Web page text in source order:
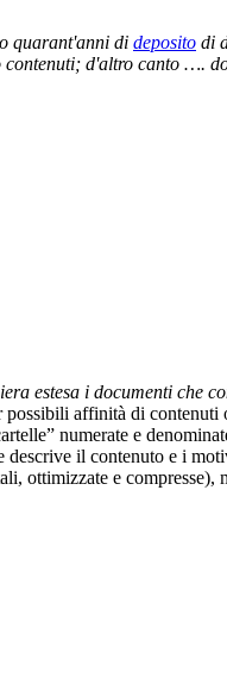
quarant'anni di deposito di
d'altro canto ….
estesa i documenti che
affinità di contenuti
numerate e
descrive il contenuto e i
e compresse),